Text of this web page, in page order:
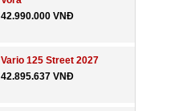
42.990.000 VNĐ
Vario 125 Street 2027
42.895.637 VNĐ